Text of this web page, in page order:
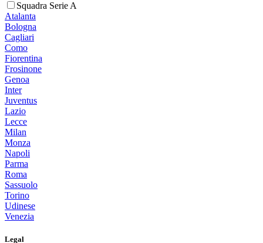
Squadra Serie A
Atalanta
Bologna
Cagliari
Como
Fiorentina
Frosinone
Genoa
Inter
Juventus
Lazio
Lecce
Milan
Monza
Napoli
Parma
Roma
Sassuolo
Torino
Udinese
Venezia
Legal